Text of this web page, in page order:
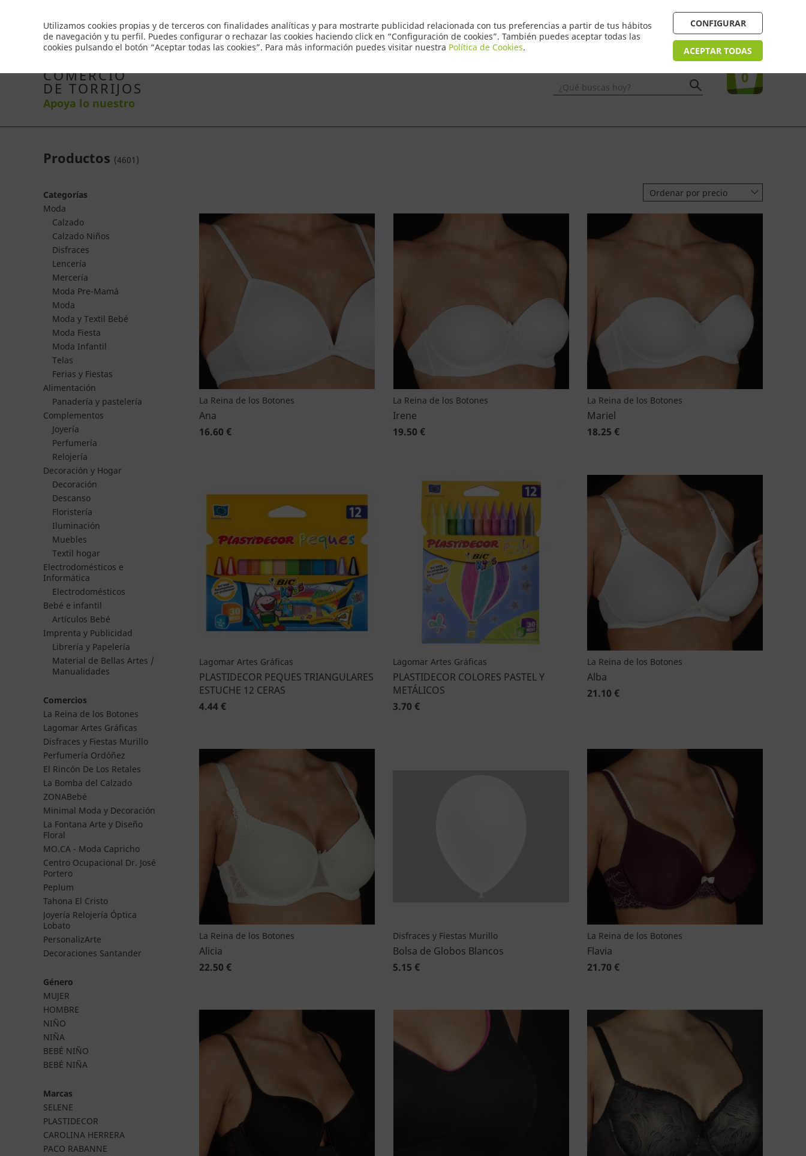
Utilizamos cookies propias y de terceros con finalidades analíticas y para mostrarte publicidad relacionada con tus preferencias a partir de tus hábitos
de navegación y tu perfil. Puedes configurar o rechazar las cookies haciendo click en “Configuración de cookies”. También puedes aceptar todas las
cookies pulsando el botón “Aceptar todas las cookies”. Para más información puedes visitar nuestra Política de Cookies.
CONFIGURAR
ACEPTAR TODAS
¿Necesitas ayuda? FAQ
Tu compra
0
Inicio Productos Comercios Ofertas Contacto
¿Qué buscas hoy?
COMERCIO
DE TORRIJOS
Apoya lo nuestro
Productos (4601 )
Categorías
Moda
Calzado
Calzado Niños
Disfraces
Lencería
Mercería
Moda Pre-Mamá
Moda
Moda y Textil Bebé
Moda Fiesta
Moda Infantil
Telas
Ferias y Fiestas
Alimentación
Panadería y pastelería
Complementos
Joyería
Perfumería
Relojería
Decoración y Hogar
Decoración
Descanso
Floristería
Iluminación
Muebles
Textil hogar
Electrodomésticos e
Informática
Electrodomésticos
Bebé e infantil
Artículos Bebé
Imprenta y Publicidad
Librería y Papelería
Material de Bellas Artes /
Manualidades
Comercios
La Reina de los Botones
Lagomar Artes Gráficas
Disfraces y Fiestas Murillo
Perfumería Ordóñez
El Rincón De Los Retales
La Bomba del Calzado
ZONABebé
Minimal Moda y Decoración
La Fontana Arte y Diseño
Floral
MO.CA - Moda Capricho
Centro Ocupacional Dr. José
Portero
Peplum
Tahona El Cristo
Joyería Relojería Óptica
Lobato
PersonalizArte
Decoraciones Santander
Género
MUJER
HOMBRE
NIÑO
NIÑA
BEBÉ NIÑO
BEBÉ NIÑA
Marcas
SELENE
PLASTIDECOR
CAROLINA HERRERA
PACO RABANNE
Ordenar por precio
La Reina de los Botones
Ana
16.60 €
La Reina de los Botones
Irene
19.50 €
La Reina de los Botones
Mariel
18.25 €
Lagomar Artes Gráficas
PLASTIDECOR PEQUES TRIANGULARES
ESTUCHE 12 CERAS
4.44 €
Lagomar Artes Gráficas
PLASTIDECOR COLORES PASTEL Y
METÁLICOS
3.70 €
La Reina de los Botones
Alba
21.10 €
La Reina de los Botones
Alicia
22.50 €
Disfraces y Fiestas Murillo
Bolsa de Globos Blancos
5.15 €
La Reina de los Botones
Flavia
21.70 €